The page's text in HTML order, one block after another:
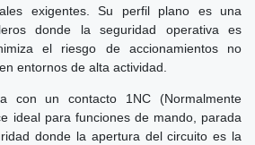
exigentes. Su perfil plano es una
donde la seguridad operativa es
el riesgo de accionamientos no
entornos de alta actividad.
con un contacto 1NC (Normalmente
ideal para funciones de mando, parada
donde la apertura del circuito es la